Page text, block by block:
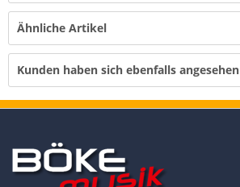
Ähnliche Artikel
Kunden haben sich ebenfalls angesehen